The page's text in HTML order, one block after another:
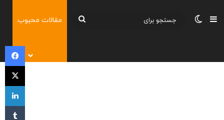
نوارکناریتغییر پوسته
جستجومقالات محبوب